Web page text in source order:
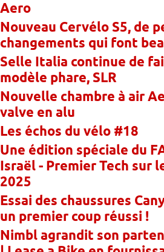
Aero
Nouveau Cervélo S5, de
changements qui font
Selle Italia continue de
modèle phare, SLR
Nouvelle chambre à air
valve en alu
Les échos du vélo #18
Une édition spéciale du
Israël - Premier Tech sur
2025
Essai des chaussures
un premier coup réussi !
Nimbl agrandit son